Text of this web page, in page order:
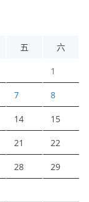
五 六
1
7 8
14 15
21 22
28 29